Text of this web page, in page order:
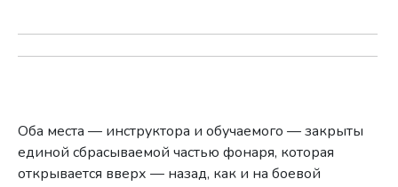
Оба места — инструктора и обучаемого — закрыты
единой сбрасываемой частью фонаря, которая
открывается вверх — назад, как и на боевой